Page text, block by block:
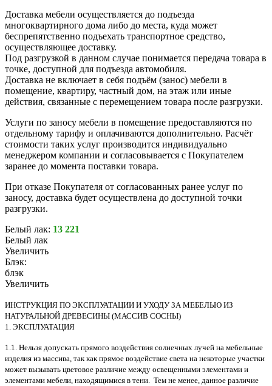
Доставка мебели осуществляется до подъезда
многоквартирного дома либо до места, куда может
беспрепятственно подъехать транспортное средство,
осуществляющее доставку.
Под разгрузкой в данном случае понимается передача товара в
точке, доступной для подъезда автомобиля.
Доставка не включает в себя подъём (занос) мебели в
помещение, квартиру, частный дом, на этаж или иные
действия, связанные с перемещением товара после разгрузки.
Услуги по заносу мебели в помещение предоставляются по
отдельному тарифу и оплачиваются дополнительно. Расчёт
стоимости таких услуг производится индивидуально
менеджером компании и согласовывается с Покупателем
заранее до момента поставки товара.
При отказе Покупателя от согласованных ранее услуг по
заносу, доставка будет осуществлена до доступной точки
разгрузки.
Белый лак: 13 221
Белый лак
Увеличить
Блэк:
блэк
Увеличить
ИНСТРУКЦИЯ ПО ЭКСПЛУАТАЦИИ И УХОДУ ЗА МЕБЕЛЬЮ ИЗ
НАТУРАЛЬНОЙ ДРЕВЕСИНЫ (МАССИВ СОСНЫ)
1. ЭКСПЛУАТАЦИЯ
1.1. Нельзя допускать прямого воздействия солнечных лучей на мебельные
изделия из массива, так как прямое воздействие света на некоторые участки
может вызывать цветовое различие между освещенными элементами и
элементами мебели, находящимися в тени. Тем не менее, данное различие